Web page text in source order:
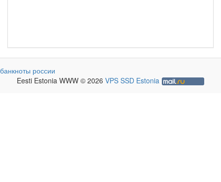
банкноты россии
Eesti Estonia WWW © 2026 VPS SSD Estonia